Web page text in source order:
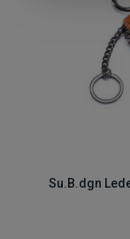
Su.B.dgn